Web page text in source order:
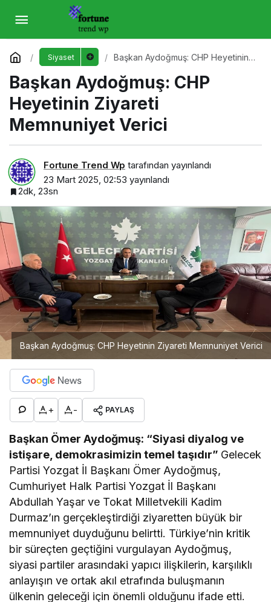
Siyaset
Başkan Aydoğmuş: CHP Heyetinin
Başkan Aydoğmuş: CHP
Heyetinin Ziyareti
Memnuniyet Verici
Fortune Trend Wp tarafından yayınlandı
23 Mart 2025, 02:53 yayınlandı
2dk, 23sn
Başkan Aydoğmuş: CHP Heyetinin Ziyareti Memnuniyet Verici
+ - PAYLAŞ
Başkan Ömer Aydoğmuş: “Siyasi diyalog ve
istişare, demokrasimizin temel taşıdır” Gelecek
Partisi Yozgat İl Başkanı Ömer Aydoğmuş,
Cumhuriyet Halk Partisi Yozgat İl Başkanı
Abdullah Yaşar ve Tokat Milletvekili Kadim
Durmaz’ın gerçekleştirdiği ziyaretten büyük bir
memnuniyet duyduğunu belirtti. Türkiye’nin kritik
bir süreçten geçtiğini vurgulayan Aydoğmuş,
siyasi partiler arasındaki yapıcı ilişkilerin, karşılıklı
anlayışın ve ortak akıl etrafında buluşmanın
ülkenin geleceği için önemli olduğunu ifade etti.
Başkan Aydoğmuş: CHP Heyetinin Ziyareti
Memnuniyet Verici
Yorum Yap